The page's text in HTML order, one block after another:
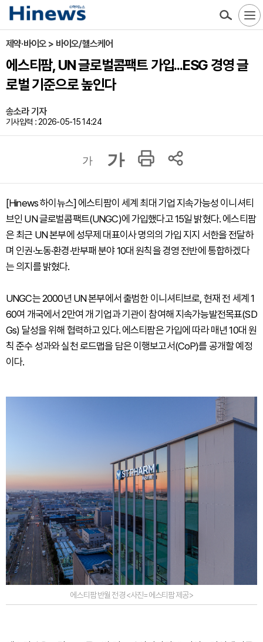
제약·바이오 > 바이오/헬스케어
에스티팜, UN 글로벌콤팩트 가입...ESG 경영 글
로벌 기준으로 높인다
송소라 기자
기사입력 : 2026-05-15 14:24
가 가
[Hinews 하이뉴스] 에스티팜이 세계 최대 기업 지속가능성 이니셔티
브인 UN 글로벌콤팩트(UNGC)에 가입했다고 15일 밝혔다. 에스티팜
은 최근 UN 본부에 성무제 대표이사 명의의 가입 지지 서한을 전달하
며 인권·노동·환경·반부패 분야 10대 원칙을 경영 전반에 통합하겠다
는 의지를 밝혔다.
UNGC는 2000년 UN 본부에서 출범한 이니셔티브로, 현재 전 세계 1
60여 개국에서 2만여 개 기업과 기관이 참여해 지속가능발전목표(SD
Gs) 달성을 위해 협력하고 있다. 에스티팜은 가입에 따라 매년 10대 원
칙 준수 성과와 실천 로드맵을 담은 이행보고서(CoP)를 공개할 예정
이다.
에스티팜 반월 전경 <사진=에스티팜 제공>